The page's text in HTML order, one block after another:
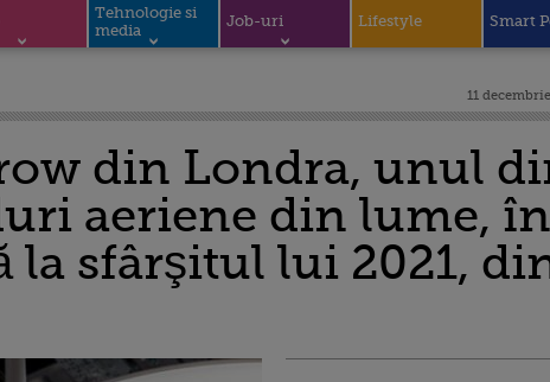
Tehnologie si
media
Job-uri Lifestyle Smart
11
din Londra, unul
aeriene din lume,
la sfârşitul lui 2021,